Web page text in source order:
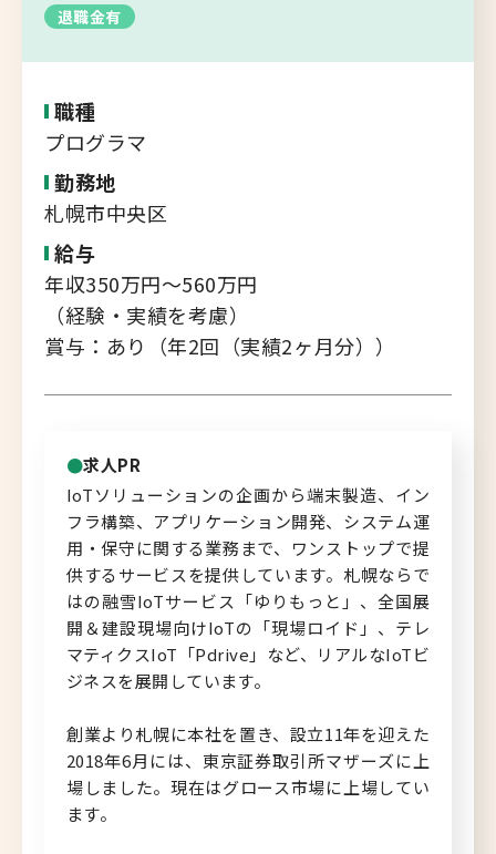
キャリアバンク
転職支援サービスのご案内
コンサルタント紹介
北海道へのU・Iターン向け
転職情報
転職の体験談
転職と年収のハナシ
転職コラム
企業担当者の方へ
フルリモート
退職金有
職種
プログラマ
勤務地
札幌市中央区
給与
年収350万円～560万円
（経験・実績を考慮）
賞与：あり（年2回（実績2ヶ月分））
求人PR
IoTソリューションの企画から端末製造、イン
フラ構築、アプリケーション開発、システム運
用・保守に関する業務まで、ワンストップで提
供するサービスを提供しています。札幌ならで
はの融雪IoTサービス「ゆりもっと」、全国展
開＆建設現場向けIoTの「現場ロイド」、テレ
マティクスIoT「Pdrive」など、リアルなIoTビ
ジネスを展開しています。
創業より札幌に本社を置き、設立11年を迎えた
2018年6月には、東京証券取引所マザーズに上
場しました。現在はグロース市場に上場してい
ます。